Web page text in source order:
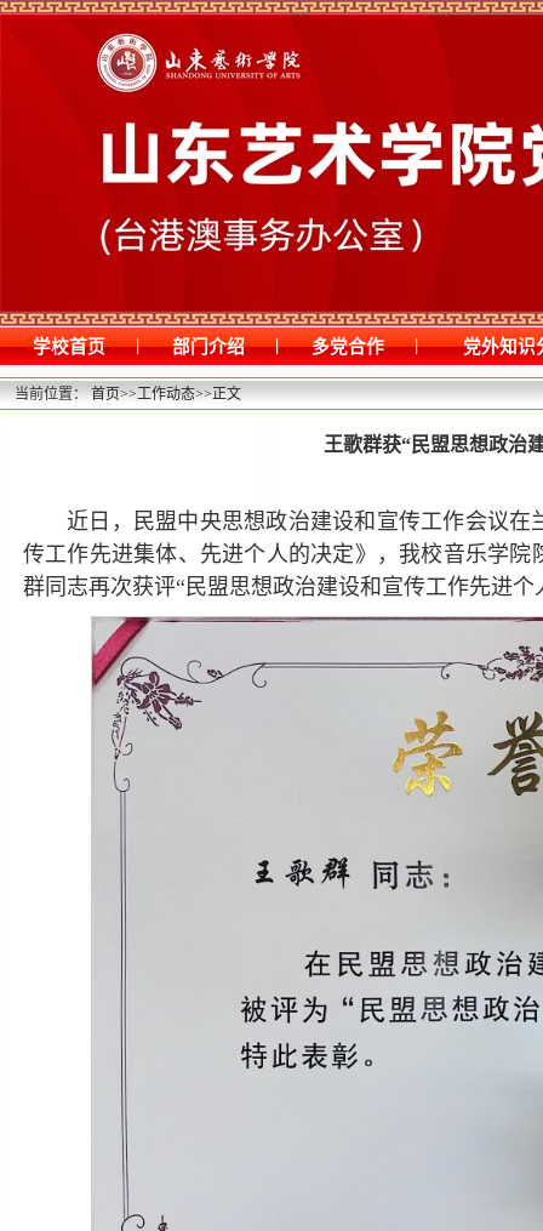
学校首页 | 部门介绍 | 多党合作 | 党外知识
当前位置：首页>>工作动态>>正文
王歌群获“民盟思想政治
近日，民盟中央思想政治建设和宣传工作会议
传工作先进集体、先进个人的决定》，我校音乐学
群同志再次获评“民盟思想政治建设和宣传工作先进